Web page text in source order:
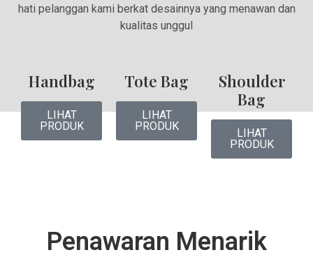
hati pelanggan kami berkat desainnya yang menawan dan
kualitas unggul
Handbag
LIHAT
PRODUK
Tote Bag
LIHAT
PRODUK
Shoulder
Bag
LIHAT
PRODUK
Penawaran Menarik